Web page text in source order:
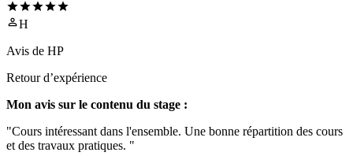
H
Avis de HP
Retour d’expérience
Mon avis sur le contenu du stage :
"Cours intéressant dans l'ensemble. Une bonne répartition des cours
et des travaux pratiques. "